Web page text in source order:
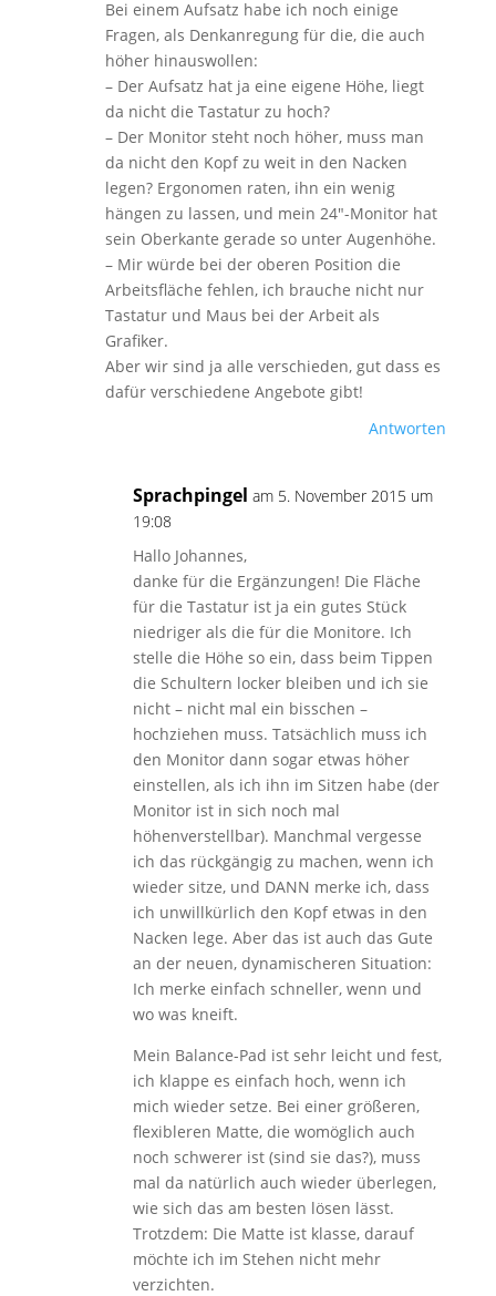
Bei einem Aufsatz habe ich noch einige
Fragen, als Denkanregung für die, die auch
höher hinauswollen:
– Der Aufsatz hat ja eine eigene Höhe, liegt
da nicht die Tastatur zu hoch?
– Der Monitor steht noch höher, muss man
da nicht den Kopf zu weit in den Nacken
legen? Ergonomen raten, ihn ein wenig
hängen zu lassen, und mein 24″-Monitor hat
sein Oberkante gerade so unter Augenhöhe.
– Mir würde bei der oberen Position die
Arbeitsfläche fehlen, ich brauche nicht nur
Tastatur und Maus bei der Arbeit als
Grafiker.
Aber wir sind ja alle verschieden, gut dass es
dafür verschiedene Angebote gibt!
Antworten
Sprachpingel am 5. November 2015 um
19:08
Hallo Johannes,
danke für die Ergänzungen! Die Fläche
für die Tastatur ist ja ein gutes Stück
niedriger als die für die Monitore. Ich
stelle die Höhe so ein, dass beim Tippen
die Schultern locker bleiben und ich sie
nicht – nicht mal ein bisschen –
hochziehen muss. Tatsächlich muss ich
den Monitor dann sogar etwas höher
einstellen, als ich ihn im Sitzen habe (der
Monitor ist in sich noch mal
höhenverstellbar). Manchmal vergesse
ich das rückgängig zu machen, wenn ich
wieder sitze, und DANN merke ich, dass
ich unwillkürlich den Kopf etwas in den
Nacken lege. Aber das ist auch das Gute
an der neuen, dynamischeren Situation:
Ich merke einfach schneller, wenn und
wo was kneift.
Mein Balance-Pad ist sehr leicht und fest,
ich klappe es einfach hoch, wenn ich
mich wieder setze. Bei einer größeren,
flexibleren Matte, die womöglich auch
noch schwerer ist (sind sie das?), muss
mal da natürlich auch wieder überlegen,
wie sich das am besten lösen lässt.
Trotzdem: Die Matte ist klasse, darauf
möchte ich im Stehen nicht mehr
verzichten.